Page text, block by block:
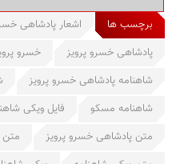
برچسب ها اشعار پادشاهی
پادشاهی خسرو پرویز
خسرو
شاهنامه پادشاهی خسرو پرویز
شاهنامه مسکو
فایل ویکی
متن پادشاهی خسرو پرویز
متن